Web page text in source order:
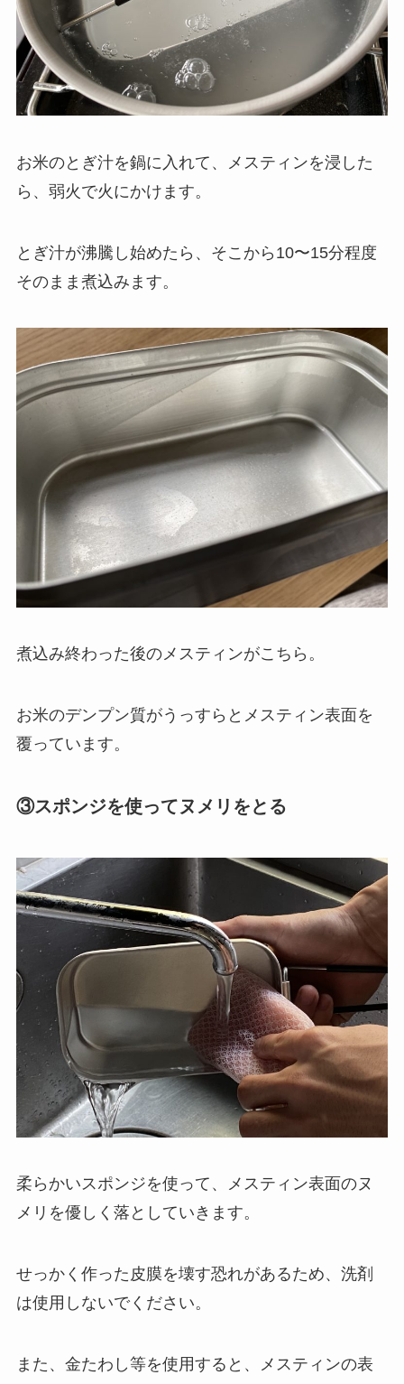
お米のとぎ汁を鍋に入れて、メスティンを浸した
ら、弱火で火にかけます。
とぎ汁が沸騰し始めたら、そこから 10〜15分程度
そのまま煮込みます。
煮込み終わった後のメスティンがこちら。
お米のデンプン質がうっすらとメスティン表面を
覆っています。
③スポンジを使ってヌメリをとる
柔らかいスポンジを使って、メスティン表面のヌ
メリを優しく落としていきます。
せっかく作った皮膜を壊す恐れがあるため、 洗剤
は使用しないでください。
また、金たわし等を使用すると、メスティンの表